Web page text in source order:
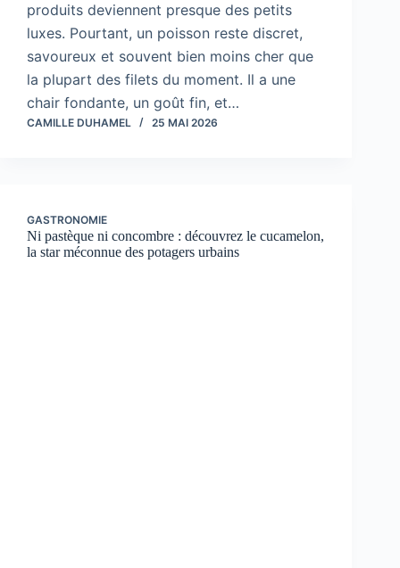
produits deviennent presque des petits
luxes. Pourtant, un poisson reste discret,
savoureux et souvent bien moins cher que
la plupart des filets du moment. Il a une
chair fondante, un goût fin, et…
CAMILLE DUHAMEL 25 MAI 2026
GASTRONOMIE
Ni pastèque ni concombre : découvrez le cucamelon,
la star méconnue des potagers urbains